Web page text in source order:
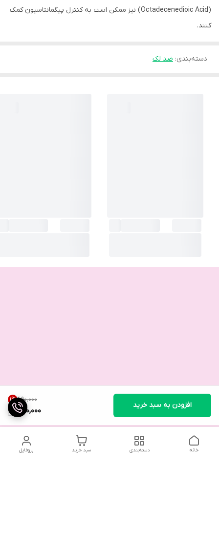
۶۹۰٬۰۰۰ 1%
680,000
افزودن به سبد خرید
(Octadecenedioic Acid) نیز ممکن است به کنترل پیگمانتاسیون کمک
کنند.
دسته‌بندی: ضد لک
پروفایل سبد خرید دسته‌بندی خانه